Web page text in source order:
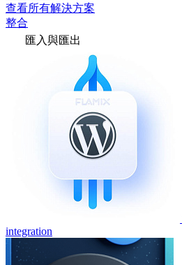
查看所有解決方案
整合
匯入與匯出
integration